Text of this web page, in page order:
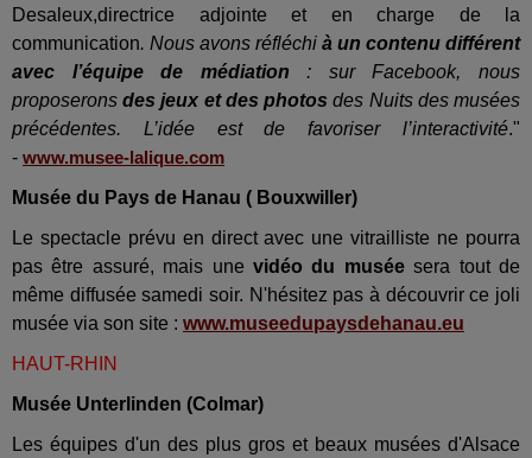
Desaleux,directrice adjointe et en charge de la
communication. Nous avons réfléchi à un contenu différent
avec l’équipe de médiation : sur Facebook, nous
proposeronsdes jeux et des photos des Nuits des musées
précédentes. L’idée est de favoriser l’interactivité."
- www.musee-lalique.com
Musée du Pays de Hanau ( Bouxwiller)
Le spectacle prévu en direct avec une vitrailliste ne pourra
pas être assuré, mais une vidéo du muséesera tout de
même diffusée samedi soir. N'hésitez pas à découvrir ce joli
musée via son site : www.museedupaysdehanau.eu
HAUT-RHIN
Musée Unterlinden (Colmar)
Les équipes d'un des plus gros et beaux musées d'Alsace